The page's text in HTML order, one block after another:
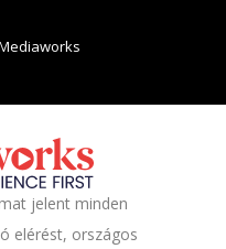
jelent minden
elérést, országos